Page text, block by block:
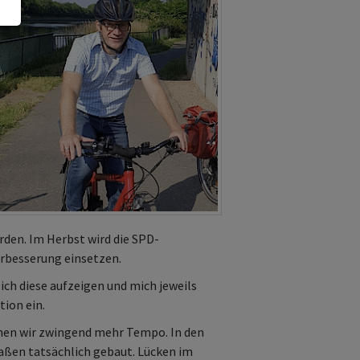
Im Herbst wird die SPD-
einsetzen.
diese aufzeigen und mich jeweils
ein.
wir zwingend mehr Tempo. In den
tatsächlich gebaut. Lücken im